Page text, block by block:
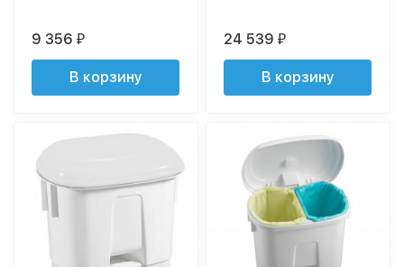
9 356₽
В корзину
24 539₽
В корзину